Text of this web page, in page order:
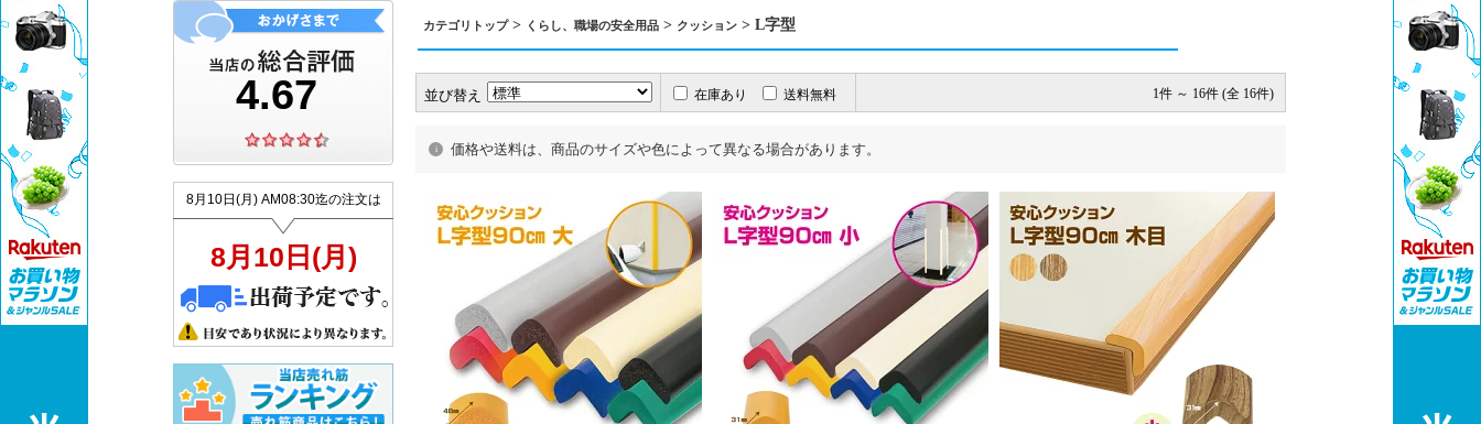
カテゴリトップ> くらし、職場の安全用品 > クッション > L字型
並び替え 在庫あり 送料無料 1件 ～ 16件 (全 16件)
価格や送料は、商品のサイズや色によって異なる場合があります。